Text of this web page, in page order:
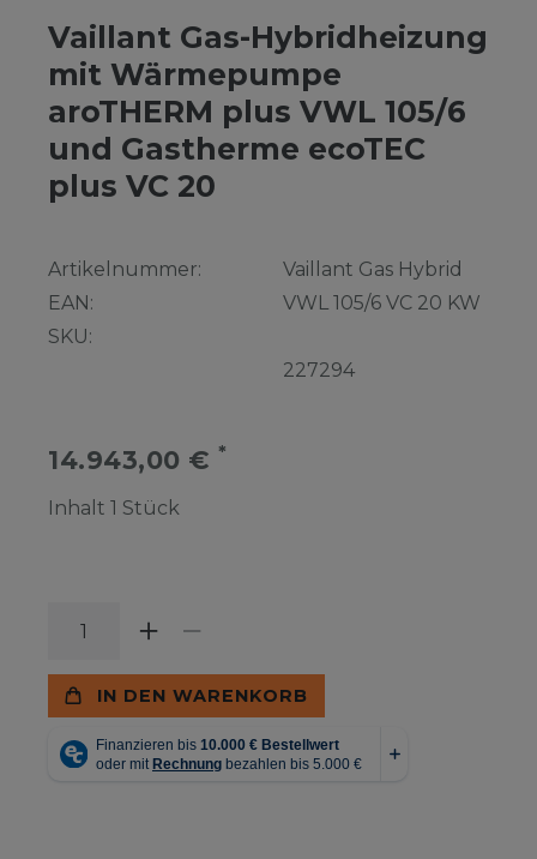
Vaillant Gas-Hybridheizung
mit Wärmepumpe
aroTHERM plus VWL 105/6
und Gastherme ecoTEC
plus VC 20
Artikelnummer:
EAN:
SKU:
Vaillant Gas Hybrid
VWL 105/6 VC 20 KW
227294
14.943,00 € *
Inhalt 1 Stück
IN DEN WARENKORB